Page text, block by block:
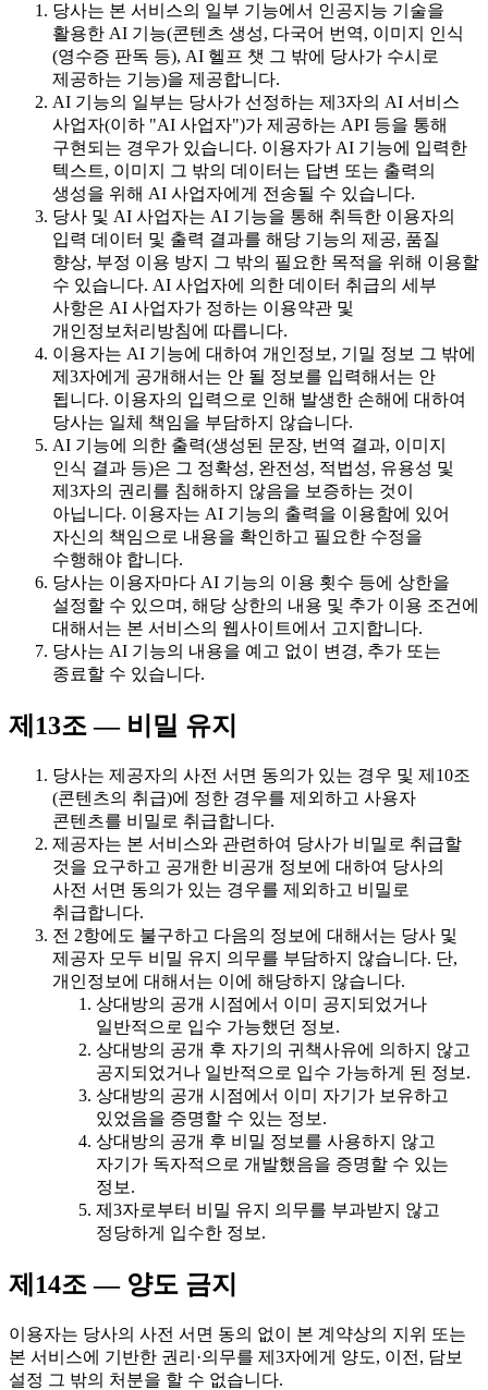
당사는 본 서비스의 일부 기능에서 인공지능 기술을
활용한 AI 기능(콘텐츠 생성, 다국어 번역, 이미지 인식
(영수증 판독 등), AI 헬프 챗 그 밖에 당사가 수시로
제공하는 기능)을 제공합니다.
AI 기능의 일부는 당사가 선정하는 제3자의 AI 서비스
사업자(이하 "AI 사업자")가 제공하는 API 등을 통해
구현되는 경우가 있습니다. 이용자가 AI 기능에 입력한
텍스트, 이미지 그 밖의 데이터는 답변 또는 출력의
생성을 위해 AI 사업자에게 전송될 수 있습니다.
당사 및 AI 사업자는 AI 기능을 통해 취득한 이용자의
입력 데이터 및 출력 결과를 해당 기능의 제공, 품질
향상, 부정 이용 방지 그 밖의 필요한 목적을 위해 이용할
수 있습니다. AI 사업자에 의한 데이터 취급의 세부
사항은 AI 사업자가 정하는 이용약관 및
개인정보처리방침에 따릅니다.
이용자는 AI 기능에 대하여 개인정보, 기밀 정보 그 밖에
제3자에게 공개해서는 안 될 정보를 입력해서는 안
됩니다. 이용자의 입력으로 인해 발생한 손해에 대하여
당사는 일체 책임을 부담하지 않습니다.
AI 기능에 의한 출력(생성된 문장, 번역 결과, 이미지
인식 결과 등)은 그 정확성, 완전성, 적법성, 유용성 및
제3자의 권리를 침해하지 않음을 보증하는 것이
아닙니다. 이용자는 AI 기능의 출력을 이용함에 있어
자신의 책임으로 내용을 확인하고 필요한 수정을
수행해야 합니다.
당사는 이용자마다 AI 기능의 이용 횟수 등에 상한을
설정할 수 있으며, 해당 상한의 내용 및 추가 이용 조건에
대해서는 본 서비스의 웹사이트에서 고지합니다.
당사는 AI 기능의 내용을 예고 없이 변경, 추가 또는
종료할 수 있습니다.
제13조 — 비밀 유지
당사는 제공자의 사전 서면 동의가 있는 경우 및 제10조
(콘텐츠의 취급)에 정한 경우를 제외하고 사용자
콘텐츠를 비밀로 취급합니다.
제공자는 본 서비스와 관련하여 당사가 비밀로 취급할
것을 요구하고 공개한 비공개 정보에 대하여 당사의
사전 서면 동의가 있는 경우를 제외하고 비밀로
취급합니다.
전 2항에도 불구하고 다음의 정보에 대해서는 당사 및
제공자 모두 비밀 유지 의무를 부담하지 않습니다. 단,
개인정보에 대해서는 이에 해당하지 않습니다.
상대방의 공개 시점에서 이미 공지되었거나
일반적으로 입수 가능했던 정보.
상대방의 공개 후 자기의 귀책사유에 의하지 않고
공지되었거나 일반적으로 입수 가능하게 된 정보.
상대방의 공개 시점에서 이미 자기가 보유하고
있었음을 증명할 수 있는 정보.
상대방의 공개 후 비밀 정보를 사용하지 않고
자기가 독자적으로 개발했음을 증명할 수 있는
정보.
제3자로부터 비밀 유지 의무를 부과받지 않고
정당하게 입수한 정보.
제14조 — 양도 금지
이용자는 당사의 사전 서면 동의 없이 본 계약상의 지위 또는
본 서비스에 기반한 권리·의무를 제3자에게 양도, 이전, 담보
설정 그 밖의 처분을 할 수 없습니다.